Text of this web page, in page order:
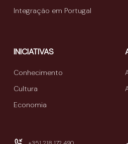
Integração em Portugal
INICIATIVAS
Conhecimento
Cultura
Economia